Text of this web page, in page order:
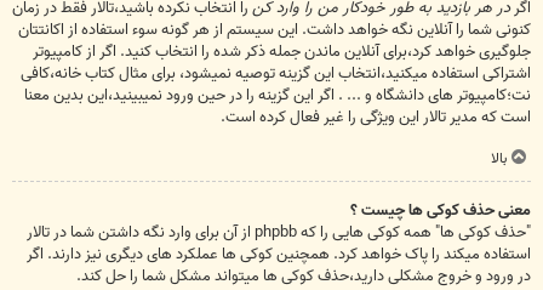
اگردر هر بازدید به طور خودکار من را وارد کنرا انتخاب نکرده باشید،تالار فقط در زمان
کنونی شما را آنلاین نگه خواهد داشت. این سیستم از هر گونه سوء استفاده از اکانتتان
جلوگیری خواهد کرد،برای آنلاین ماندن جمله ذکر شده را انتخاب کنید. اگر از کامپیوتر
اشتراکی استفاده میکنید،انتخاب این گزینه توصیه نمیشود، برای مثال کتاب خانه،کافی
نت؛کامپیوتر های دانشگاه و ... . اگر این گزینه را در حین ورود نمیبینید،این بدین معنا
است که مدیر تالار این ویژگی را غیر فعال کرده است.
بالا
معنی حذف کوکی ها چیست ؟
"حذف کوکی ها" همه کوکی هایی را که phpbb از آن برای وارد نگه داشتن شما در تالار
استفاده میکند را پاک خواهد کرد. همچنین کوکی ها عملکرد های دیگری نیز دارند. اگر
در ورود و خروج مشکلی دارید،حذف کوکی ها میتواند مشکل شما را حل کند.